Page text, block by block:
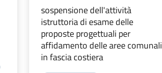
sospensione dell'attività
istruttoria di esame delle
proposte progettuali per
affidamento delle aree comunali
in fascia costiera